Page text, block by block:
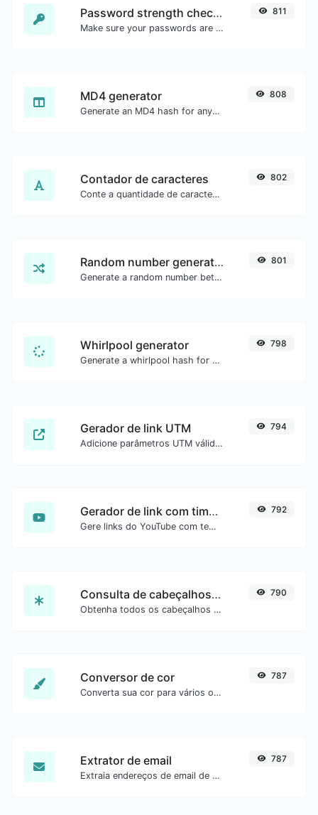
Password strength checker
Make sure your passwords are good enough.
811
MD4 generator
Generate an MD4 hash for any string input.
808
Contador de caracteres
Conte a quantidade de caracteres e palavras de um texto.
802
Random number generator
Generate a random number between a given range.
801
Whirlpool generator
Generate a whirlpool hash for any string input.
798
Gerador de link UTM
Adicione parâmetros UTM válidos e gere um link rastreável UTM.
794
Gerador de link com timestamp do YouTube
Gere links do YouTube com tempo inicial exato, útil para usuários móveis.
792
Consulta de cabeçalhos HTTP
Obtenha todos os cabeçalhos HTTP que uma URL retorna para uma requisição GET típica.
790
Conversor de cor
Converta sua cor para vários outros formatos.
787
Extrator de email
Extraia endereços de email de qualquer tipo de conteúdo de texto.
787